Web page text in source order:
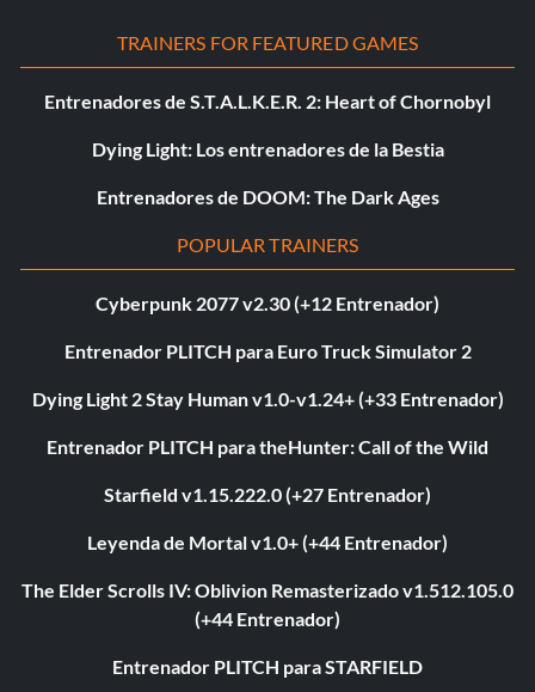
TRAINERS FOR FEATURED GAMES
Entrenadores de S.T.A.L.K.E.R. 2: Heart of Chornobyl
Dying Light: Los entrenadores de la Bestia
Entrenadores de DOOM: The Dark Ages
POPULAR TRAINERS
Cyberpunk 2077 v2.30 (+12 Entrenador)
Entrenador PLITCH para Euro Truck Simulator 2
Dying Light 2 Stay Human v1.0-v1.24+ (+33 Entrenador)
Entrenador PLITCH para theHunter: Call of the Wild
Starfield v1.15.222.0 (+27 Entrenador)
Leyenda de Mortal v1.0+ (+44 Entrenador)
The Elder Scrolls IV: Oblivion Remasterizado v1.512.105.0
(+44 Entrenador)
Entrenador PLITCH para STARFIELD